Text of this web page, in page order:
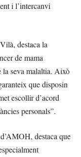
i l’intercanvi
destaca la
de mama
la seva malaltia. Això
que disposin
escollir d’acord
personals”.
destaca que